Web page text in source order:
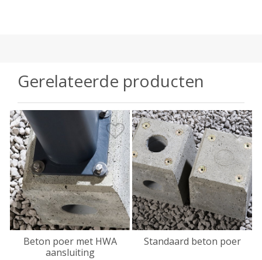
Gerelateerde producten
Beton poer met HWA
aansluiting
Standaard beton poer